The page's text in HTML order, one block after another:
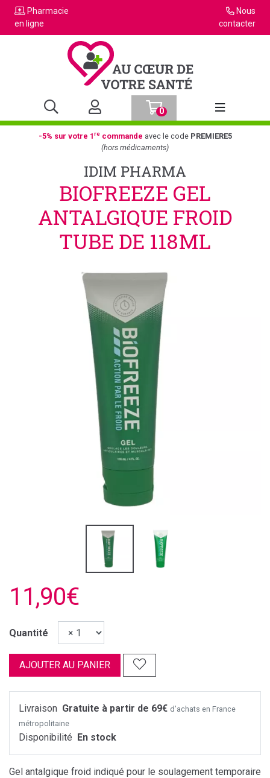
Pharmacie
en ligne
Nous
contacter
0
Afficher la
-5% sur votre 1recommande avec le code PREMIERE5
(hors médicaments)
IDIM PHARMA
BIOFREEZE GEL
ANTALGIQUE FROID
TUBE DE 118ML
11,90€
Quantité
AJOUTER AU PANIER
Livraison Gratuite à partir de 69€ d’achats en France
métropolitaine
Disponibilité En stock
Gel antalgique froid indiqué pour le soulagement temporaire